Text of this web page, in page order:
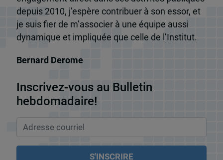
depuis 2010, j’espère contribuer à son essor, et
je suis fier de m’associer à une équipe aussi
dynamique et impliquée que celle de l’Institut.
Bernard Derome
Inscrivez-vous au Bulletin
hebdomadaire!